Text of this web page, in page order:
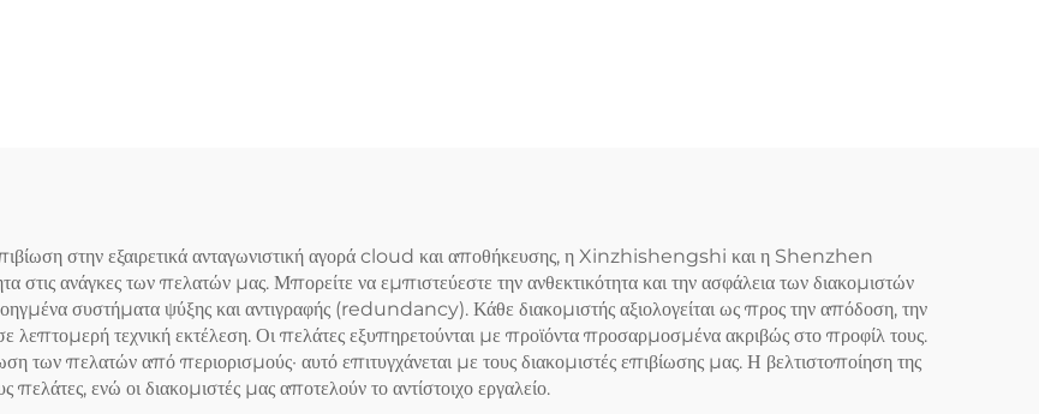
στην εξαιρετικά ανταγωνιστική αγορά cloud και αποθήκευσης, η Xinzhishengshi και η Shenzhen
ανάγκες των πελατών μας. Μπορείτε να εμπιστεύεστε την ανθεκτικότητα και την ασφάλεια των διακομιστών
συστήματα ψύξης και αντιγραφής (redundancy). Κάθε διακομιστής αξιολογείται ως προς την απόδοση, την
λεπτομερή τεχνική εκτέλεση. Οι πελάτες εξυπηρετούνται με προϊόντα προσαρμοσμένα ακριβώς στο προφίλ τους.
των πελατών από περιορισμούς· αυτό επιτυγχάνεται με τους διακομιστές επιβίωσης μας. Η βελτιστοποίηση της
πελάτες, ενώ οι διακομιστές μας αποτελούν το αντίστοιχο εργαλείο.